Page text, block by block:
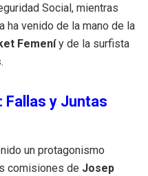
Social, mientras
ha venido de la mano de la
Femeníy de la surfista
.
Fallas y Juntas
un protagonismo
comisiones de Josep